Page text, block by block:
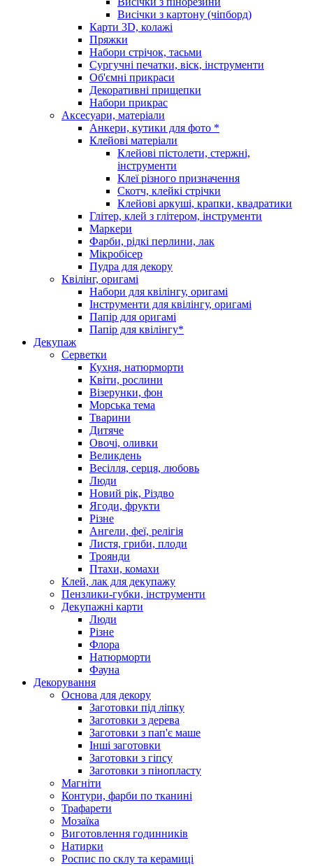
Висічки з картону (чіпборд)
Карти 3D, колажі
Пряжки
Набори стрічок, тасьми
Сургучні печатки, віск, інструменти
Об'ємні прикраси
Декоративні прищепки
Набори прикрас
Аксесуари, матеріали
Анкери, кутики для фото *
Клейові матеріали
Клейові пістолети, стержні,
інструменти
Клеї різного призначення
Скотч, клейкі стрічки
Клейові аркуші, крапки, квадратики
Глітер, клей з глітером, інструменти
Маркери
Фарби, рідкі перлини, лак
Мікробісер
Пудра для декору
Квілінг, оригамі
Набори для квілінгу, оригамі
Інструменти для квілінгу, оригамі
Папір для оригамі
Папір для квілінгу*
Декупаж
Серветки
Кухня, натюрморти
Квіти, рослини
Візерунки, фон
Морська тема
Тварини
Дитяче
Овочі, оливки
Великдень
Весілля, серця, любовь
Люди
Новий рік, Різдво
Ягоди, фрукти
Різне
Ангели, феї, релігія
Листя, гриби, плоди
Троянди
Птахи, комахи
Клей, лак для декупажу
Пензлики-губки, інструменти
Декупажні карти
Люди
Різне
Флора
Натюрморти
Фауна
Декорування
Основа для декору
Заготовки під ліпку
Заготовки з дерева
Заготовки з пап'є маше
Інші заготовки
Заготовки з гіпсу
Заготовки з пінопласту
Магніти
Контури, фарби по тканині
Трафарети
Мозаїка
Виготовлення годинників
Натирки
Роспис по склу та керамиці